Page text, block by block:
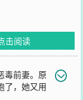
击阅读
毒前妻。原
了，她又用